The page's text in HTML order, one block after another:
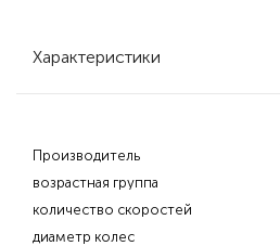
Характеристики
Производитель
возрастная группа
количество скоростей
диаметр колес